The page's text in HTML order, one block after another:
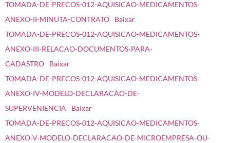
TOMADA-DE-PRECOS-012-AQUISICAO-MEDICAMENTOS-
ANEXO-II-MINUTA-CONTRATO
Baixar
TOMADA-DE-PRECOS-012-AQUISICAO-MEDICAMENTOS-
ANEXO-III-RELACAO-DOCUMENTOS-PARA-
CADASTRO
Baixar
TOMADA-DE-PRECOS-012-AQUISICAO-MEDICAMENTOS-
ANEXO-IV-MODELO-DECLARACAO-DE-
SUPERVENIENCIA
Baixar
TOMADA-DE-PRECOS-012-AQUISICAO-MEDICAMENTOS-
ANEXO-V-MODELO-DECLARACAO-DE-MICROEMPRESA-OU-